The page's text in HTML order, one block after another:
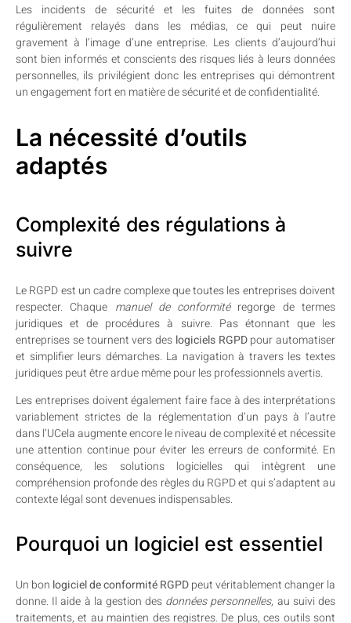
Les incidents de sécurité et les fuites de données sont
régulièrement relayés dans les médias, ce qui peut nuire
gravement à l’image d’une entreprise. Les clients d’aujourd’hui
sont bien informés et conscients des risques liés à leurs données
personnelles, ils privilégient donc les entreprises qui démontrent
un engagement fort en matière de sécurité et de confidentialité.
La nécessité d’outils
adaptés
Complexité des régulations à
suivre
Le RGPD est un cadre complexe que toutes les entreprises doivent
respecter. Chaque manuel de conformitéregorge de termes
juridiques et de procédures à suivre. Pas étonnant que les
entreprises se tournent vers des logiciels RGPDpour automatiser
et simplifier leurs démarches. La navigation à travers les textes
juridiques peut être ardue même pour les professionnels avertis.
Les entreprises doivent également faire face à des interprétations
variablement strictes de la réglementation d’un pays à l’autre
dans l’UCela augmente encore le niveau de complexité et nécessite
une attention continue pour éviter les erreurs de conformité. En
conséquence, les solutions logicielles qui intègrent une
compréhension profonde des règles du RGPD et qui s’adaptent au
contexte légal sont devenues indispensables.
Pourquoi un logiciel est essentiel
Un bon logiciel de conformité RGPDpeut véritablement changer la
donne. Il aide à la gestion des données personnelles, au suivi des
traitements, et au maintien des registres. De plus, ces outils sont